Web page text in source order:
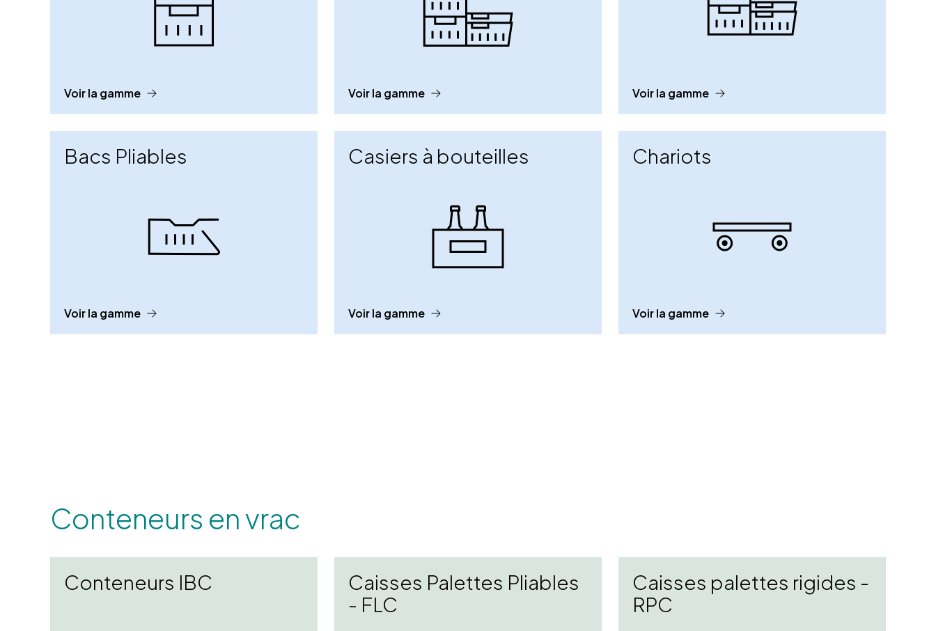
Voir la gamme Voir la gamme Voir la gamme
Bacs Pliables
Voir la gamme
Casiers à bouteilles
Voir la gamme
Chariots
Voir la gamme
Conteneurs en vrac
Conteneurs IBC
Caisses Palettes Pliables
- FLC
Caisses palettes rigides -
RPC